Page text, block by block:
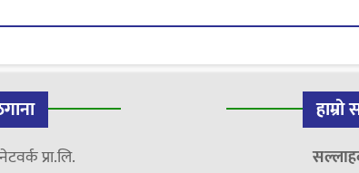
प्रा.लि.